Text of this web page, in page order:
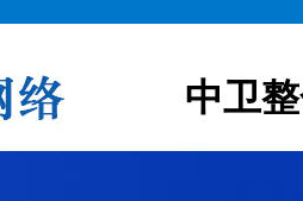
中卫